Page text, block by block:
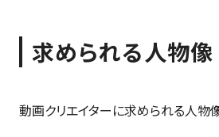
求められる人物像
動画クリエイターに求められる人物